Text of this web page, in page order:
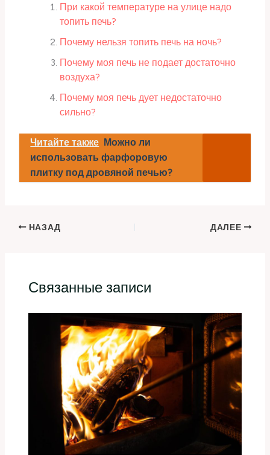
При какой температуре на улице надо
топить печь?
Почему нельзя топить печь на ночь?
Почему моя печь не подает достаточно
воздуха?
Почему моя печь дует недостаточно
сильно?
Читайте также Можно ли
использовать фарфоровую
плитку под дровяной печью?
НАЗАД ДАЛЕЕ
Связанные записи